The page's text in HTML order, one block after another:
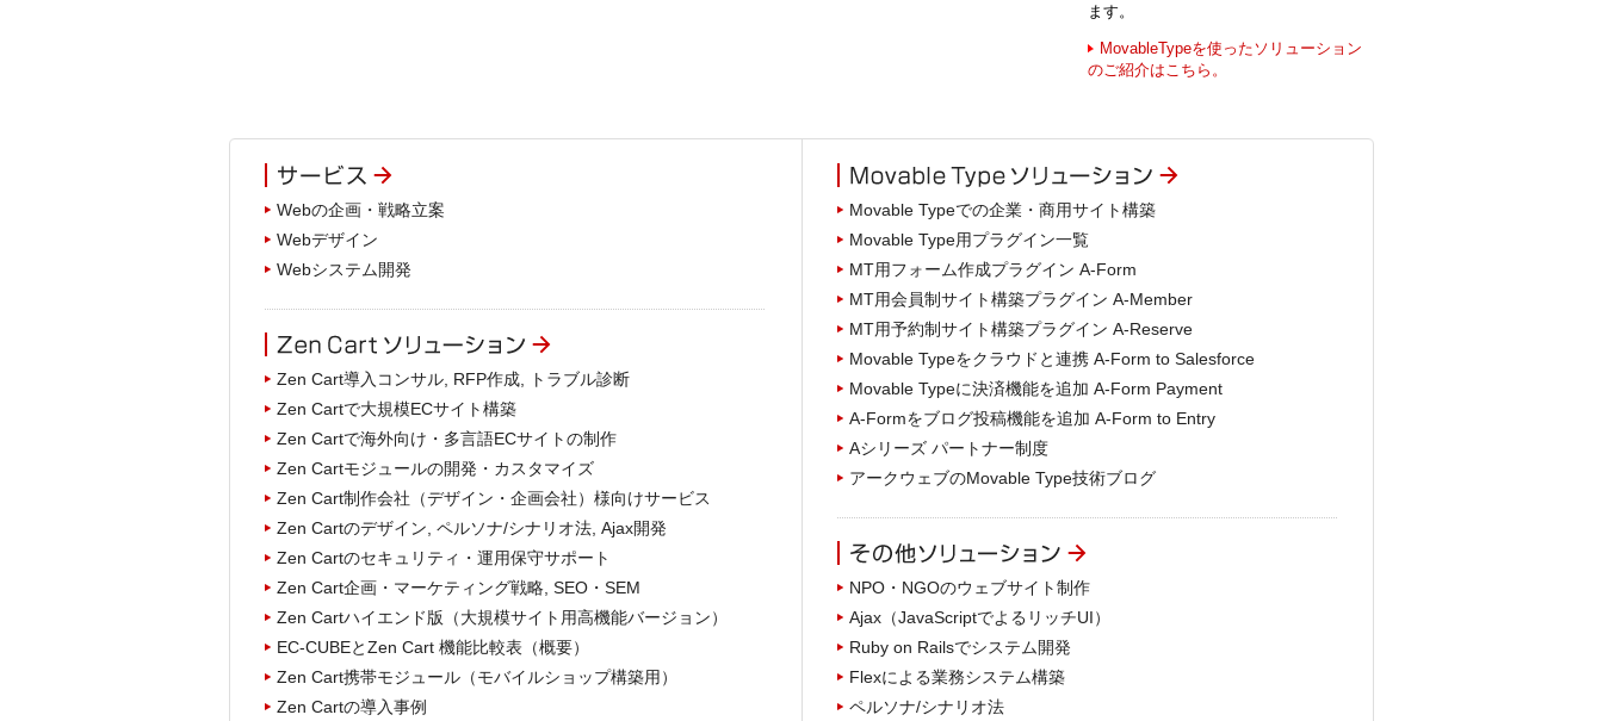
ます。
MovableTypeを使ったソリューション
のご紹介はこちら。
Webの企画・戦略立案
Webデザイン
Webシステム開発
Zen Cart導入コンサル, RFP作成, トラブル診断
Zen Cartで大規模ECサイト構築
Zen Cartで海外向け・多言語ECサイトの制作
Zen Cartモジュールの開発・カスタマイズ
Zen Cart制作会社（デザイン・企画会社）様向けサービス
Zen Cartのデザイン, ペルソナ/シナリオ法, Ajax開発
Zen Cartのセキュリティ・運用保守サポート
Zen Cart企画・マーケティング戦略, SEO・SEM
Zen Cartハイエンド版（大規模サイト用高機能バージョン）
EC-CUBEとZen Cart 機能比較表（概要）
Zen Cart携帯モジュール（モバイルショップ構築用）
Zen Cartの導入事例
Movable Typeでの企業・商用サイト構築
Movable Type用プラグイン一覧
MT用フォーム作成プラグイン A-Form
MT用会員制サイト構築プラグイン A-Member
MT用予約制サイト構築プラグイン A-Reserve
Movable Typeをクラウドと連携 A-Form to Salesforce
Movable Typeに決済機能を追加 A-Form Payment
A-Formをブログ投稿機能を追加 A-Form to Entry
Aシリーズ パートナー制度
アークウェブのMovable Type技術ブログ
NPO・NGOのウェブサイト制作
Ajax（JavaScriptでよるリッチUI）
Ruby on Railsでシステム開発
Flexによる業務システム構築
ペルソナ/シナリオ法